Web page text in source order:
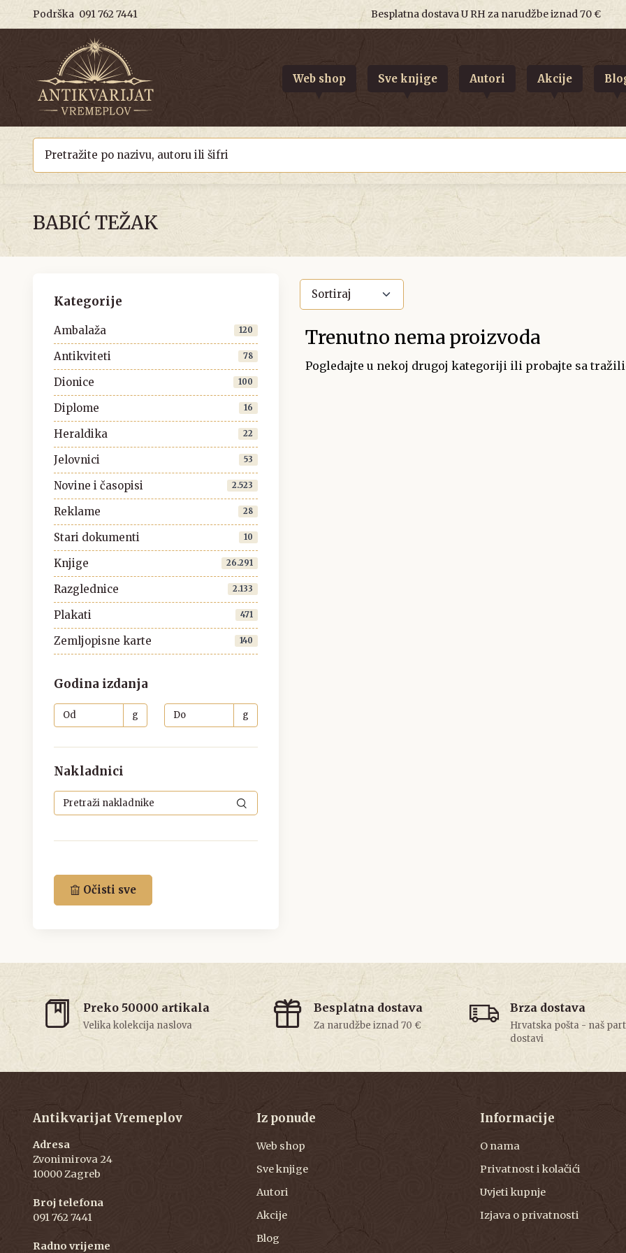
Podrška 091 762 7441 Besplatna dostava U RH za narudžbe iznad 70 €
Web shop Sve knjige Autori Akcije
BABIĆ TEŽAK
Kategorije
Ambalaža 120
Antikviteti 78
Dionice 100
Diplome 16
Heraldika 22
Jelovnici 53
Novine i časopisi 2.523
Reklame 28
Stari dokumenti 10
Knjige 26.291
Razglednice 2.133
Plakati 471
Zemljopisne karte 140
Godina izdanja
g g
Nakladnici
Očisti sve
Trenutno nema proizvoda
Pogledajte u nekoj drugoj kategoriji ili probajte sa
Preko 50000 artikala
Velika kolekcija naslova
Besplatna dostava
Za narudžbe iznad 70 €
Brza dostava
Hrvatska pošta - naš
dostavi
Antikvarijat Vremeplov
Adresa
Zvonimirova 24
10000 Zagreb
Broj telefona
091 762 7441
Radno vrijeme
Iz ponude
Web shop
Sve knjige
Autori
Akcije
Blog
Informacije
O nama
Privatnost i kolačići
Uvjeti kupnje
Izjava o privatnosti